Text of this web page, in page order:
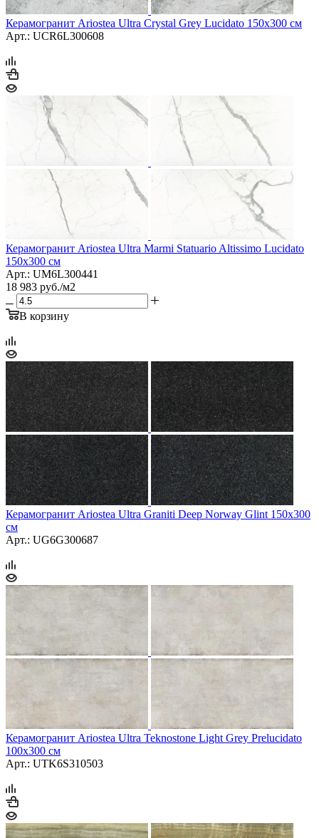
Керамогранит Ariostea Ultra Crystal Grey Lucidato 150x300 см
Арт.: UCR6L300608
Керамогранит Ariostea Ultra Marmi Statuario Altissimo Lucidato
150x300 см
Арт.: UM6L300441
18 983 руб./м2
В корзину
Керамогранит Ariostea Ultra Graniti Deep Norway Glint 150x300
см
Арт.: UG6G300687
Керамогранит Ariostea Ultra Teknostone Light Grey Prelucidato
100x300 см
Арт.: UTK6S310503